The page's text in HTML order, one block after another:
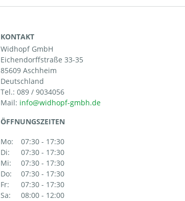
KONTAKT
Widhopf GmbH
Eichendorffstraße 33-35
85609 Aschheim
Deutschland
Tel.: 089 / 9034056
Mail:
ÖFFNUNGSZEITEN
Mo:
07:30 - 17:30
Di:
07:30 - 17:30
Mi:
07:30 - 17:30
Do:
07:30 - 17:30
Fr:
07:30 - 17:30
Sa:
08:00 - 12:00